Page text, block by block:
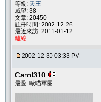
等級: 天王
威望: 38
文章: 20450
註冊時間: 2002-12-26
最近來訪: 2011-01-12
離線
2002-12-30 03:33 PM
Carol310
最愛: 歐喵軍團